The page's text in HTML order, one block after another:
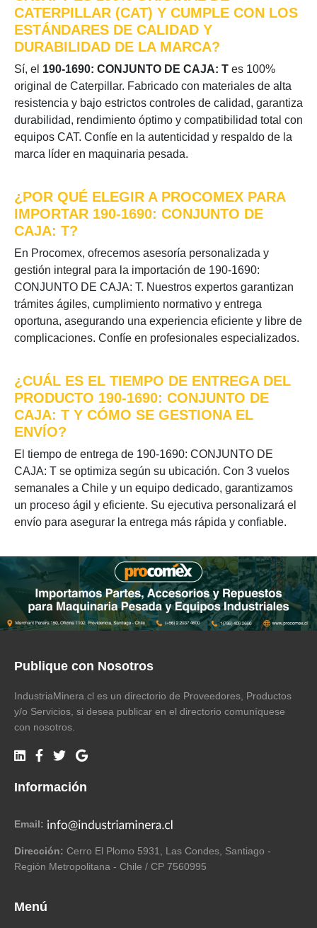
CATERPILLAR (CAT) Y CUMPLE CON LOS
ESTÁNDARES DE CALIDAD Y
DURABILIDAD DE LA MARCA?
Sí, el 190-1690: CONJUNTO DE CAJA: T es 100%
original de Caterpillar. Fabricado con materiales de alta
resistencia y bajo estrictos controles de calidad, garantiza
durabilidad, rendimiento óptimo y compatibilidad total con
equipos CAT. Confíe en la autenticidad y respaldo de la
marca líder en maquinaria pesada.
¿POR QUÉ ELEGIR A PROCOMEX PARA
IMPORTAR 190-1690: CONJUNTO DE
CAJA: T?
En Procomex, ofrecemos asesoría personalizada y
gestión integral para la importación de 190-1690:
CONJUNTO DE CAJA: T. Nuestros expertos garantizan
trámites ágiles, cumplimiento normativo y entrega
oportuna, asegurando una experiencia eficiente y libre de
complicaciones. Confíe en profesionales especializados.
¿CUÁL ES EL TIEMPO DE ENTREGA DEL
PRODUCTO 190-1690: CONJUNTO DE
CAJA: T Y CÓMO SE GESTIONA EL
ENVÍO?
El tiempo de entrega de 190-1690: CONJUNTO DE
CAJA: T se optimiza según su ubicación. Con 3 vuelos
semanales a Chile y un equipo dedicado, garantizamos
un proceso ágil y eficiente. Su ejecutiva personalizará el
envío para asegurar la entrega más rápida y confiable.
Publique con Nosotros
IndustriaMinera.cl es un directorio de Proveedores, Productos
y/o Servicios, si desea publicar en el directorio comuníquese
con nosotros.
Información
Email:
Dirección: Cerro El Plomo 5931, Las Condes, Santiago -
Región Metropolitana - Chile / CP 7560995
Menú